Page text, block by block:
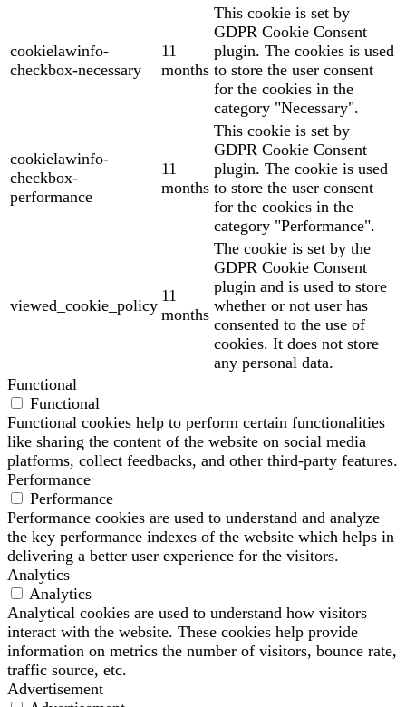
cookielawinfo-
checkbox-necessary
11
months
This cookie is set by
GDPR Cookie Consent
plugin. The cookies is used
to store the user consent
for the cookies in the
category "Necessary".
cookielawinfo-
checkbox-
performance
11
months
This cookie is set by
GDPR Cookie Consent
plugin. The cookie is used
to store the user consent
for the cookies in the
category "Performance".
viewed_cookie_policy
11
months
The cookie is set by the
GDPR Cookie Consent
plugin and is used to store
whether or not user has
consented to the use of
cookies. It does not store
any personal data.
Functional
Functional
Functional cookies help to perform certain functionalities
like sharing the content of the website on social media
platforms, collect feedbacks, and other third-party features.
Performance
Performance
Performance cookies are used to understand and analyze
the key performance indexes of the website which helps in
delivering a better user experience for the visitors.
Analytics
Analytics
Analytical cookies are used to understand how visitors
interact with the website. These cookies help provide
information on metrics the number of visitors, bounce rate,
traffic source, etc.
Advertisement